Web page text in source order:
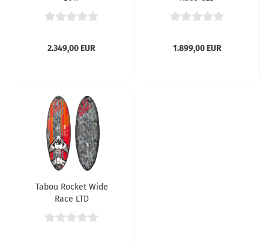
2.349,00 EUR 1.899,00 EUR
Tabou Rocket Wide
Race LTD